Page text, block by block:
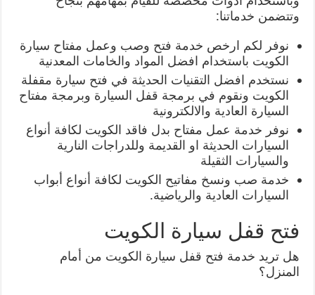
وتتضمن خدماتنا:
نوفر لكم ارخص خدمة فتح وصب وعمل مفتاح سيارة
الكويت باستخدام افضل المواد والخامات المعدنية
نستخدم افضل التقنيات الحديثة في فتح سيارة مقفلة
الكويت ونقوم في برمجة قفل السيارة وبرمجة مفتاح
السيارة العادية والالكترونية
نوفر خدمة عمل مفتاح بدل فاقد الكويت لكافة أنواع
السيارات الحديثة او القديمة وللدراجات النارية
والسيارات الثقيلة
خدمة صب ونسخ مفاتيح الكويت لكافة أنواع أبواب
السيارات العادية والرياضية.
فتح قفل سيارة الكويت
هل تريد خدمة فتح قفل سيارة الكويت من أمام
المنزل؟